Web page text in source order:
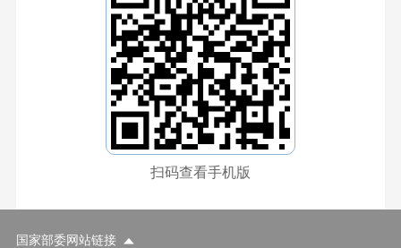
扫码查看手机版
国家部委网站链接